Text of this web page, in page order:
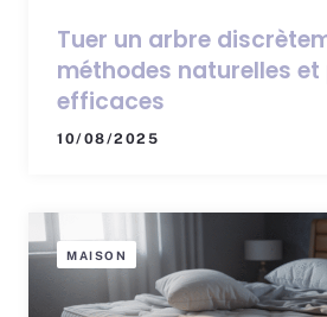
Tuer un arbre
méthodes naturelles
efficaces
10/08/2025
MAISON